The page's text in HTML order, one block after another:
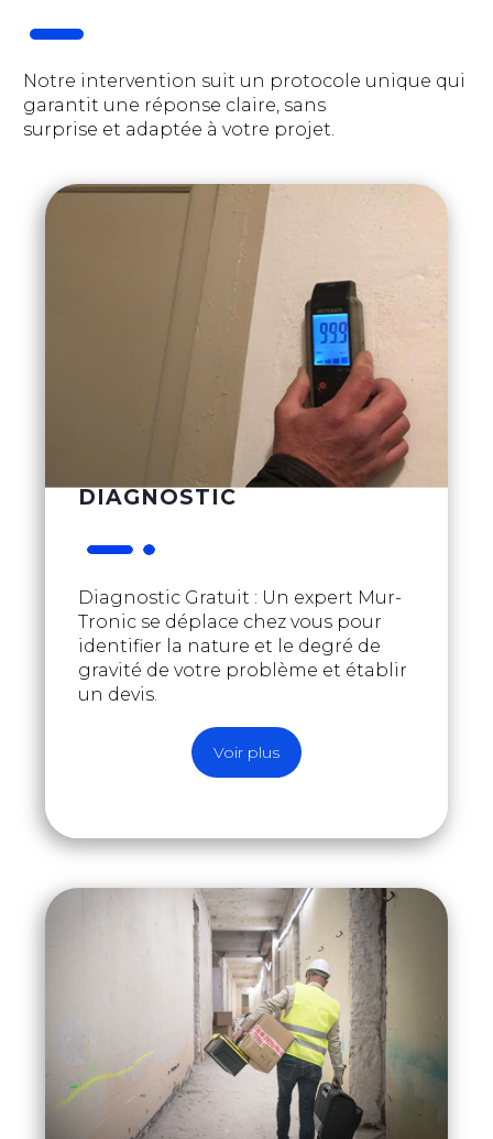
Notre intervention suit un protocole unique qui
garantit une réponse claire, sans
surprise et adaptée à votre projet.
DIAGNOSTIC
Diagnostic Gratuit : Un expert Mur-
Tronic se déplace chez vous pour
identifier la nature et le degré de
gravité de votre problème et établir
un devis.
Voir plus